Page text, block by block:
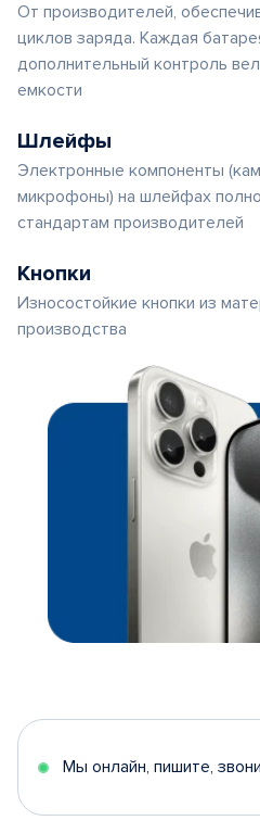
От производителей,
циклов заряда. Каждая
дополнительный контроль
емкости
Шлейфы
Электронные компоненты
микрофоны) на шлейфах
стандартам производителей
Кнопки
Износостойкие кнопки из
производства
Мы онлайн, пишите,